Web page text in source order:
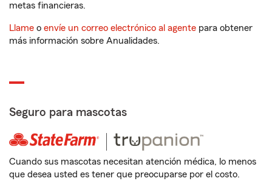
metas financieras.
Llame o envíe un correo electrónico al agente para obtener
más información sobre Anualidades.
Seguro para mascotas
Cuando sus mascotas necesitan atención médica, lo menos
que desea usted es tener que preocuparse por el costo.